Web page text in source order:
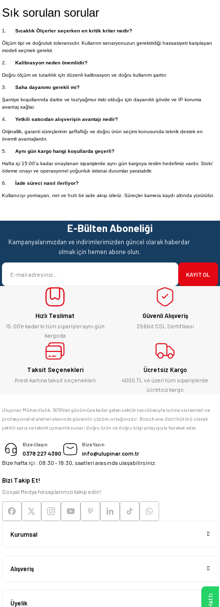
Sık sorulan sorular
1. Sıcaklık Ölçerler seçerken en kritik kriter nedir?
Ölçüm tipi ve doğruluk toleransıdır. Kullanım senaryonuzun gerektirdiği hassasiyeti karşılayan
modeli seçmek gerekir.
2. Kalibrasyon neden önemlidir?
Doğru ölçüm ve tutarlılık için düzenli kalibrasyon ve doğru kullanım şarttır.
3. Saha dayanımı gerekli mi?
Şantiye koşullarında darbe ve toz/yağmur riski olduğu için dayanıklı gövde ve IP koruma
avantaj sağlar.
4. Yetkili satıcıdan alışverişin avantajı nedir?
Orijinallik, garanti süreçlerinin şeffaflığı ve doğru ürün seçimi konusunda teknik destek en
önemli avantajlardır.
5. Aynı gün kargo hangi koşullarda geçerli?
Hafta içi 15:00'a kadar onaylanan siparişlerde aynı gün kargoya teslim hedefimiz vardır. Stok/
ödeme onayı ve operasyonel yoğunluk istisnai durumlar yaratabilir.
6. İade süreci nasıl ilerliyor?
Kullanıcıyı yormayan, net ve hızlı bir iade akışı izleriz. Süreçler kamera kaydı altında yürütülür.
E-Bülten Aboneliği
Kampanyalarımızdan ve indirimlerimizden güncel olarak haberdar
olmak için hemen abone olun.
KAYIT OL
Hızlı Teslimat
15:00’e kadar ki tüm siparişler aynı gün
kargoda
Güvenli Alışveriş
256bit SSL Sertifikası
Taksit Seçenekleri
Kredi kartına taksit seçenekleri
Ücretsiz Kargo
4000 TL ve üzeri tüm siparişlerde
ücretsiz kargo
Ulupınar Mühendislik, 1978'den günümüze kadar gelen sektör tecrübesiyle ısıtma sistemleri ve
profesyonel el aletleri alanında güvenilir çözüm ortağınızdır. Bosch ana distribütörü olarak
yetkili satış ve teknik uzmanlık sunar; doğru ürün ve doğru bilgi anlayışıyla hareket eder.
Bize Ulaşın
0378 227 4390
Bize Yazın
info@ulupinar.com.tr
Bize hafta içi : 08:30 - 18:30, saatleri arasında ulaşabilirsiniz.
Bizi Takip Et!
Sosyal Medya hesaplarımızı takip edin!
Kurumsal
Alışveriş
Üyelik